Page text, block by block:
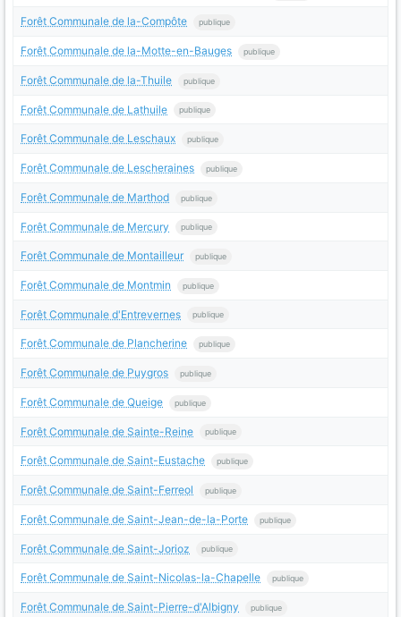
Forêt Communale de la-Compôte publique
Forêt Communale de la-Motte-en-Bauges publique
Forêt Communale de la-Thuile publique
Forêt Communale de Lathuile publique
Forêt Communale de Leschaux publique
Forêt Communale de Lescheraines publique
Forêt Communale de Marthod publique
Forêt Communale de Mercury publique
Forêt Communale de Montailleur publique
Forêt Communale de Montmin publique
Forêt Communale d'Entrevernes publique
Forêt Communale de Plancherine publique
Forêt Communale de Puygros publique
Forêt Communale de Queige publique
Forêt Communale de Sainte-Reine publique
Forêt Communale de Saint-Eustache publique
Forêt Communale de Saint-Ferreol publique
Forêt Communale de Saint-Jean-de-la-Porte publique
Forêt Communale de Saint-Jorioz publique
Forêt Communale de Saint-Nicolas-la-Chapelle publique
Forêt Communale de Saint-Pierre-d'Albigny publique